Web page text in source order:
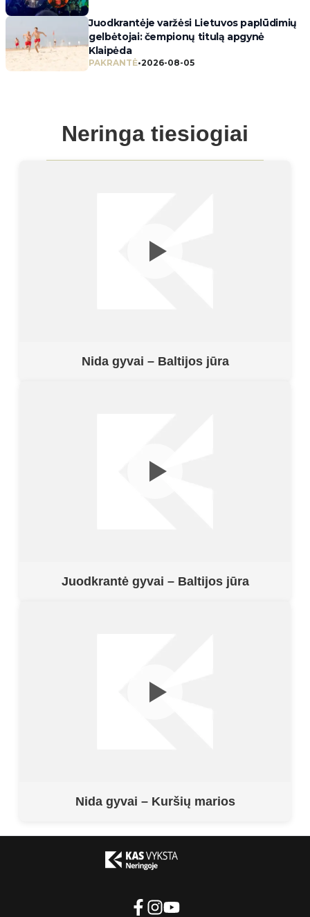
Juodkrantėje varžėsi Lietuvos paplūdimių
gelbėtojai: čempionų titulą apgynė
Klaipėda
PAKRANTĖ•2026-08-05
Neringa tiesiogiai
Nida gyvai – Baltijos jūra
Juodkrantė gyvai – Baltijos jūra
Nida gyvai – Kuršių marios